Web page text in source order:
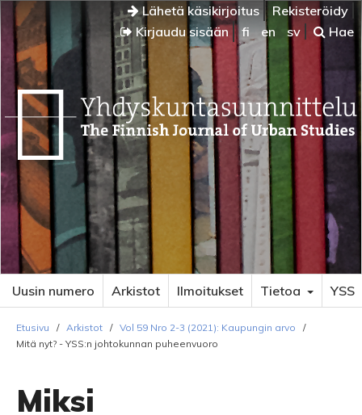
Lähetä käsikirjoitus
Rekisteröidy
Kirjaudu sisään
fi en sv Hae
Uusin numero Arkistot Ilmoitukset Tietoa YSS
Etusivu / Arkistot / Vol 59 Nro 2-3 (2021): Kaupungin arvo
/
Mitä nyt? - YSS:n johtokunnan puheenvuoro
Miksi